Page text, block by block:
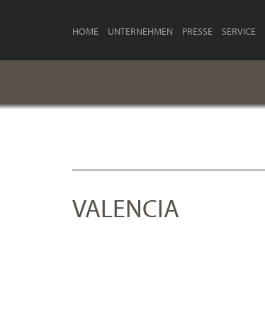
HOME UNTERNEHMEN PRESSE SERVICE
VALENCIA